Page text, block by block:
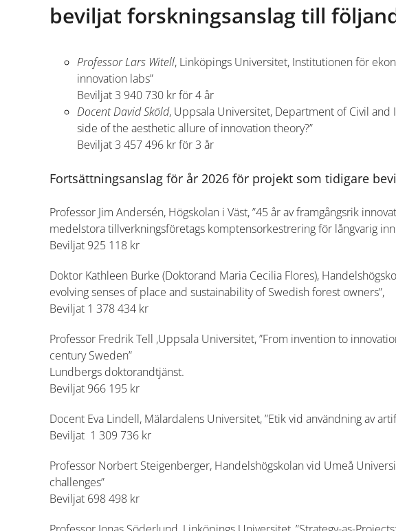
beviljat forskningsanslag till
Professor Lars Witell, Linköpings Universitet, Institutionen för
innovation labs”
Beviljat 3 940 730 kr för 4 år
Docent David Sköld, Uppsala Universitet, Department of Civil
side of the aesthetic allure of innovation theory?”
Beviljat 3 457 496 kr för 3 år
Fortsättningsanslag för år 2026 för projekt som tidigare
Professor Jim Andersén, Högskolan i Väst, ”45 år av framgångsrik
medelstora tillverkningsföretags komptensorkestrering för långvarig
Beviljat 925 118 kr
Doktor Kathleen Burke (Doktorand Maria Cecilia Flores),
evolving senses of place and sustainability of Swedish forest owners”,
Beviljat 1 378 434 kr
Professor Fredrik Tell ,Uppsala Universitet, ”From invention to
century Sweden”
Lundbergs doktorandtjänst.
Beviljat 966 195 kr
Docent Eva Lindell, Mälardalens Universitet, ”Etik vid användning av
Beviljat 1 309 736 kr
Professor Norbert Steigenberger, Handelshögskolan vid Umeå
challenges”
Beviljat 698 498 kr